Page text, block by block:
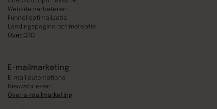
Website verbeteren
Funnel optimalisatie
Landingspagina optimalisatie
Over CRO
E-mailmarketing
E-mail automations
Nieuwsbrieven
Over e-mailmarketing